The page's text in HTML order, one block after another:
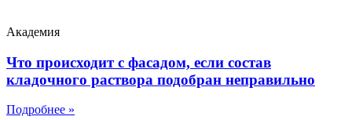
Академия
Что происходит с фасадом, если состав
кладочного раствора подобран неправильно
Подробнее »